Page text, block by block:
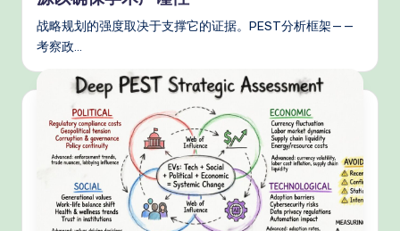
T
e
c
战略规划的强度取决于支撑它的证据。PEST分析框架——
考察政…